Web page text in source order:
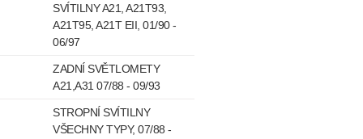
SVÍTILNY A21, A21T93,
A21T95, A21T EII, 01/90 -
06/97
ZADNÍ SVĚTLOMETY
A21,A31 07/88 - 09/93
STROPNÍ SVÍTILNY
VŠECHNY TYPY, 07/88 -